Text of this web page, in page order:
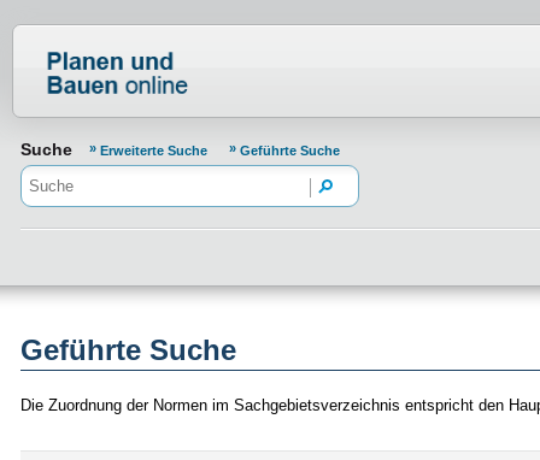
Suche Erweiterte Suche Geführte Suche
Geführte Suche
Die Zuordnung der Normen im Sachgebietsverzeichnis entspricht den